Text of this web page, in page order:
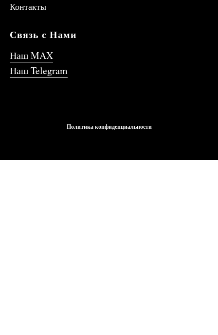
Контакты
Связь с Нами
Наш MAX
Наш Telegram
Политика конфиденциальности